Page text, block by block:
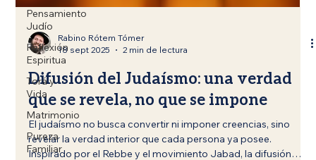
Pensamiento
Judío
Reflexión
Espiritua
Torá y
Vida
Matrimonio
Pureza
Familiar
Rabino Rótem Tómer
18 sept 2025
2 min de lectura
Difusión del Judaísmo: una verdad
que se revela, no que se impone
El judaísmo no busca convertir ni imponer creencias, sino